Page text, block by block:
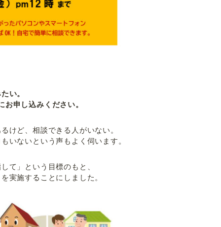
い。
申し込みください。
けど、相談できる人がいない。
いないという声もよく伺います。
て」という目標のもと、
実施することにしました。